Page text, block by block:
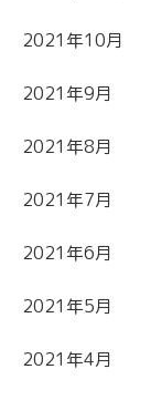
2021年10月
2021年9月
2021年8月
2021年7月
2021年6月
2021年5月
2021年4月